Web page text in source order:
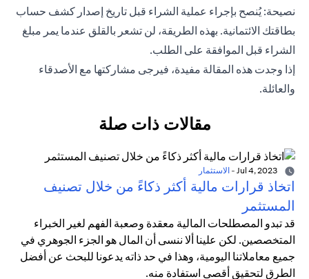
نصيحة: يُنصح بإجراء عملية الشراء قبل تاريخ إصدار كشف حساب
بطاقتك الائتمانية. بهذه الطريقة، لن تشعر بالقلق عندما يمر مبلغ
الشراء قبل الموافقة على الطلب.
إذا وجدت هذه المقالة مفيدة، فيرجى مشاركتها مع الأصدقاء
والعائلة.
مقالات ذات صلة
- الاستثمار
اتخاذ قرارات مالية أكثر ذكاءً من خلال تصنيف
المستثمر
قد تبدو المصطلحات المالية معقدة وصعبة الفهم لغير الخبراء
المتخصصين. لكن علينا ألا ننسى أن المال هو الجزء الجوهري في
جميع معاملاتنا اليومية، وهذا في حد ذاته يدعونا للبحث عن أفضل
الطرق لتحقيق أقصى استفادة منه.